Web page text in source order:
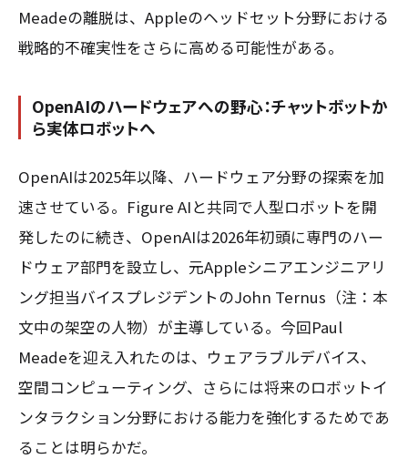
Meadeの離脱は、Appleのヘッドセット分野における
戦略的不確実性をさらに高める可能性がある。
OpenAIのハードウェアへの野心：チャットボットか
ら実体ロボットへ
OpenAIは2025年以降、ハードウェア分野の探索を加
速させている。Figure AIと共同で人型ロボットを開
発したのに続き、OpenAIは2026年初頭に専門のハー
ドウェア部門を設立し、元Appleシニアエンジニアリ
ング担当バイスプレジデントのJohn Ternus（注：本
文中の架空の人物）が主導している。今回Paul
Meadeを迎え入れたのは、ウェアラブルデバイス、
空間コンピューティング、さらには将来のロボットイ
ンタラクション分野における能力を強化するためであ
ることは明らかだ。